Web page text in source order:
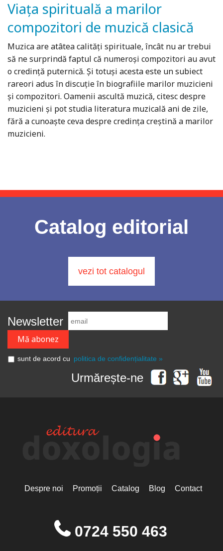
Viața spirituală a marilor
compozitori de muzică clasică
Muzica are atâtea calități spirituale, încât nu ar trebui
să ne surprindă faptul că numeroși compozitori au avut
o credință puternică. Și totuși acesta este un subiect
rareori adus în discuție în biografiile marilor muzicieni
și compozitori. Oamenii ascultă muzică, citesc despre
muzicieni și pot studia literatura muzicală ani de zile,
fără a cunoaște ceva despre credința creștină a marilor
muzicieni.
Catalog editorial
vezi tot catalogul
Newsletter
sunt de acord cu politica de confidențialitate »
Urmărește-ne
Despre noi Promoții Catalog Blog Contact
0724 550 463